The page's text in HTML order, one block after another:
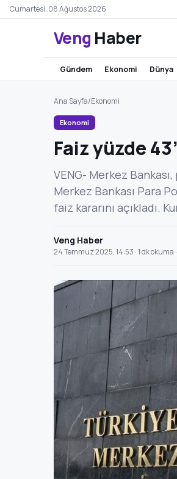
Cumartesi, 08 Ağustos 2026
Veng Haber
gündem ekonomi dünya
Ana Sayfa/Ekonomi
Ekonomi
Faiz yüzde
VENG- Merkez
Merkez Bankası Para
faiz kararını açıkladı.
Veng Haber
24 Temmuz 2025, 14:53 · 1 dk